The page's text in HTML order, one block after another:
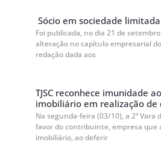
Sócio em sociedade
Foi publicada, no dia 21 de
alteração no capítulo empresarial
redação dada aos
TJSC reconhece imunidade
imobiliário em realização de
Na segunda-feira (03/10), a 2ª Vara
favor do contribuinte, empresa que
imobiliário, ao deferir